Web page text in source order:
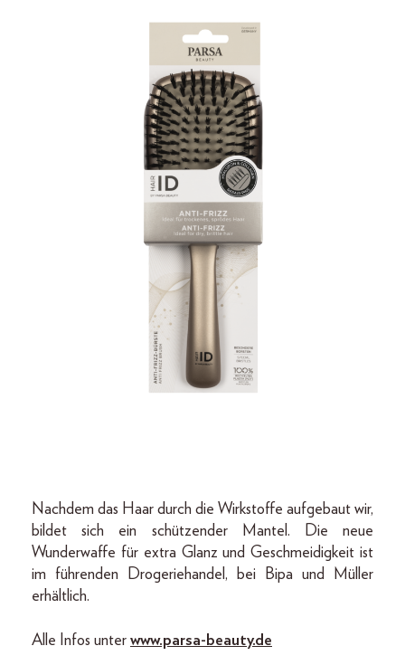
Nachdem das Haar durch die Wirkstoffe aufgebaut wir,
bildet sich ein schützender Mantel. Die neue
Wunderwaffe für extra Glanz und Geschmeidigkeit ist
im führenden Drogeriehandel, bei Bipa und Müller
erhältlich.
Alle Infos unter www.parsa-beauty.de